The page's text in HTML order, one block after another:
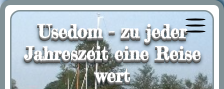
Usedom - zu jeder
Jahreszeit eine Reise
wert
Menü